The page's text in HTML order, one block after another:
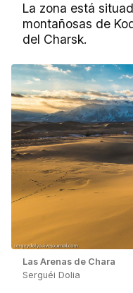
La zona está
montañosas de
del Charsk.
Las Arenas de Chara
Serguéi Dolia